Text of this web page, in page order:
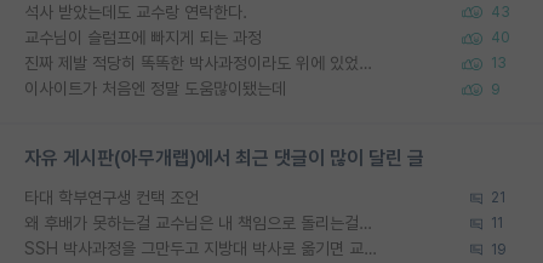
석사 받았는데도 교수랑 연락한다. 43
교수님이 슬럼프에 빠지게 되는 과정 40
진짜 제발 적당히 똑똑한 박사과정이라도 위에 있었으면.. 13
이사이트가 처음엔 정말 도움많이됐는데 9
자유 게시판(아무개랩)에서 최근 댓글이 많이 달린 글
타대 학부연구생 컨택 조언 21
왜 후배가 못하는걸 교수님은 내 책임으로 돌리는걸까요? 11
SSH 박사과정을 그만두고 지방대 박사로 옮기면 교수의 꿈은 끝일까요? 19